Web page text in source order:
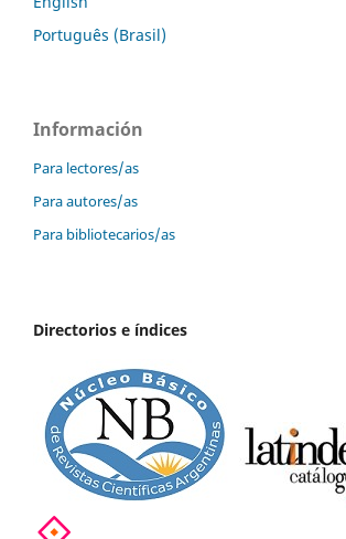
Português (Brasil)
Información
Para lectores/as
Para autores/as
Para bibliotecarios/as
Directorios e índices